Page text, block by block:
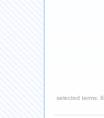
selected terms: 6